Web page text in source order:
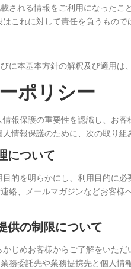
される情報をご利用になった
これに対して責任を負うもので
に本基本方針の解釈及び適用は
ポリシー
報保護の重要性を認識し、お
情報保護のために、次の取り組
について
的を明らかにし、利用目的に
絡、メールマガジンなどお客
供の制限について
じめお客様からご了解をいた
務委託先や業務提携先と個人